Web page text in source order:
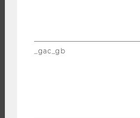
RESEARCH PORTAL
RESEARCHERS
_gac_gb